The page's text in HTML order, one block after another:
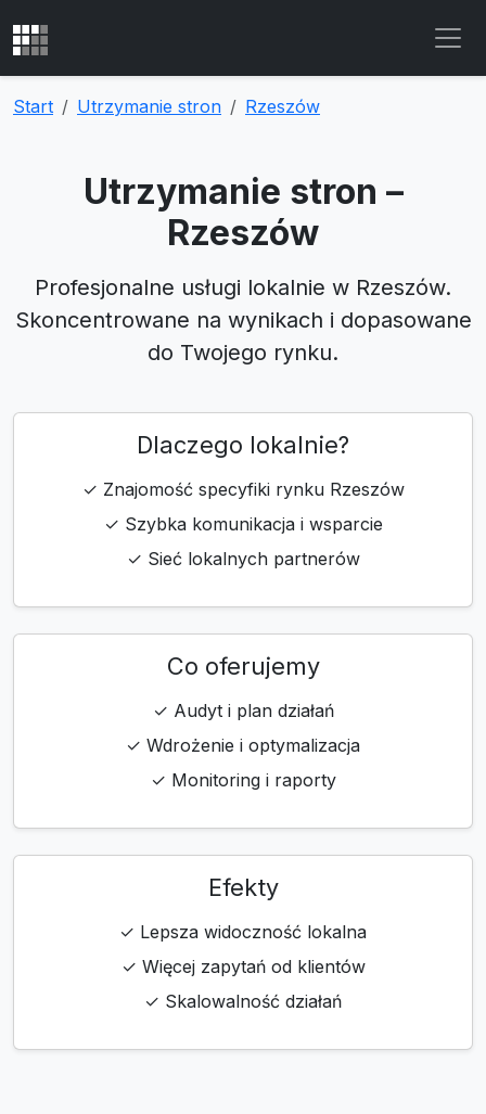
Start Utrzymanie stron Rzeszów
Utrzymanie stron –
Rzeszów
Profesjonalne usługi lokalnie w Rzeszów.
Skoncentrowane na wynikach i dopasowane
do Twojego rynku.
Dlaczego lokalnie?
✓ Znajomość specyfiki rynku Rzeszów
✓ Szybka komunikacja i wsparcie
✓ Sieć lokalnych partnerów
Co oferujemy
✓ Audyt i plan działań
✓ Wdrożenie i optymalizacja
✓ Monitoring i raporty
Efekty
✓ Lepsza widoczność lokalna
✓ Więcej zapytań od klientów
✓ Skalowalność działań